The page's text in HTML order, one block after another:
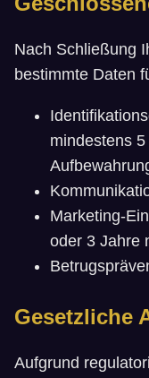
Nach Schließung
bestimmte Daten
mindestens
Marketing-
oder 3 Jahre
Gesetzliche
Aufgrund